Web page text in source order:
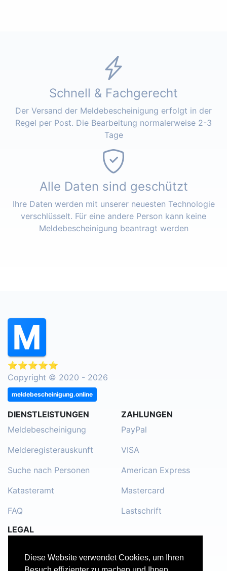
Diese Website verwendet Cookies, um Ihren
Schnell & Fachgerecht
Der Versand der Meldebescheinigung erfolgt in der
Regel per Post. Die Bearbeitung normalerweise 2-3
Tage
Alle Daten sind geschützt
Ihre Daten werden mit unserer neuesten Technologie
verschlüsselt. Für eine andere Person kann keine
Meldebescheinigung beantragt werden
⭐⭐⭐⭐⭐
Copyright © 2020 - 2026
meldebescheinigung.online
DIENSTLEISTUNGEN
Meldebescheinigung
Melderegisterauskunft
Suche nach Personen
Katasteramt
FAQ
ZAHLUNGEN
PayPal
VISA
American Express
Mastercard
Lastschrift
LEGAL
Kontakt